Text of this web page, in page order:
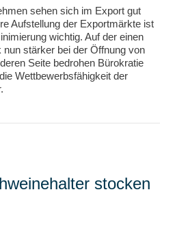
sehen sich im Export gut
Aufstellung der Exportmärkte ist
wichtig. Auf der einen
nun stärker bei der Öffnung von
Seite bedrohen Bürokratie
Wettbewerbsfähigkeit der
stocken